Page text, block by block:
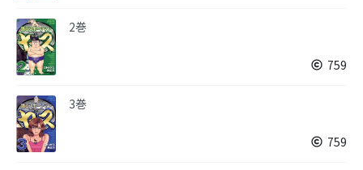
2巻
759
3巻
759